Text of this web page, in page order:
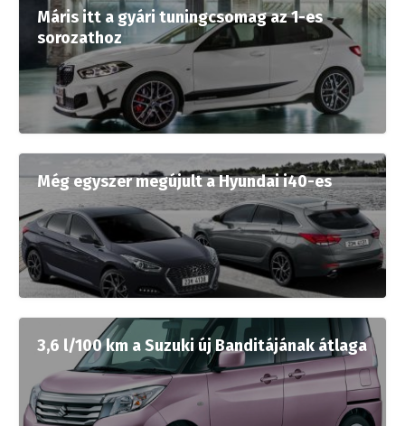
Máris itt a gyári tuningcsomag az 1-es
sorozathoz
Még egyszer megújult a Hyundai i40-es
3,6 l/100 km a Suzuki új Banditájának átlaga